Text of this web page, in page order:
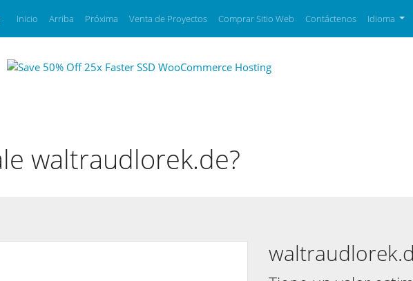
Inicio Arriba Próxima Venta de Proyectos Comprar Sitio Web Contáctenos Idioma
waltraudlorek.de?